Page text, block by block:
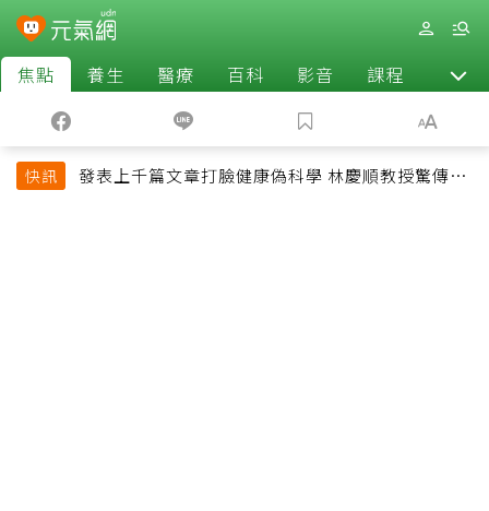
焦點 養生 醫療 百科 影音 課程 退休
快訊
發表上千篇文章打臉健康偽科學 林慶順教授驚傳意